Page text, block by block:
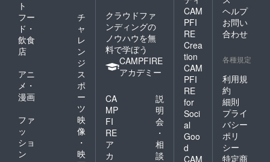
ト
フー
ド・
飲食
店
チ
ャ
レ
ン
ジ
アニ
メ・
漫画
ス
ポ
ー
ツ
ファ
ッ
ショ
ン
映
像
・
映
クラウドファ
ンディングの
ノウハウを無
料で学ぼう
CAMPFIRE
アカデミー
CA
MP
FI
RE
ア
カ
説
明
会
・
相
談
CAM
PFI
RE
Crea
tion
CAM
PFI
RE
for
Soci
al
Goo
d
CAM
ヘルプ
お問い
合わせ
各種規定
利用規
約
細則
プライ
バシー
ポリ
シー
特定商